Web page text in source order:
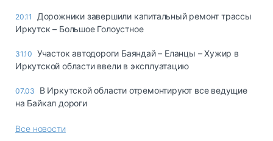
20.11
Дорожники завершили капитальный ремонт трассы
Иркутск – Большое Голоустное
31.10 Участок автодороги Баяндай – Еланцы – Хужир в
Иркутской области ввели в эксплуатацию
07.03
В Иркутской области отремонтируют все ведущие
на Байкал дороги
Все новости